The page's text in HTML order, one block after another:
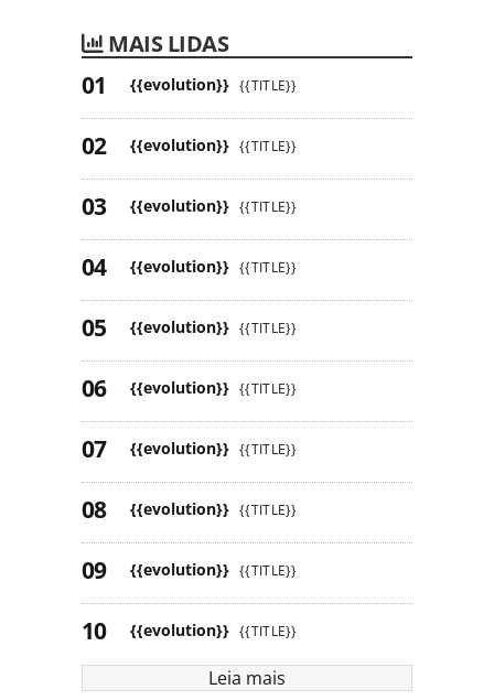
MAIS LIDAS
{{evolution}} {{TITLE}}
{{evolution}} {{TITLE}}
{{evolution}} {{TITLE}}
{{evolution}} {{TITLE}}
{{evolution}} {{TITLE}}
{{evolution}} {{TITLE}}
{{evolution}} {{TITLE}}
{{evolution}} {{TITLE}}
{{evolution}} {{TITLE}}
{{evolution}} {{TITLE}}
Leia mais